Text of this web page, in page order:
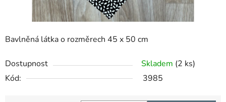
Bavlněná látka o rozměrech 45 x 50 cm
Dostupnost Skladem (2 ks)
Kód:
3985